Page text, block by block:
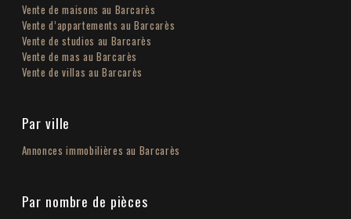
Vente de maisons au Barcarès
Vente d’appartements au Barcarès
Vente de studios au Barcarès
Vente de mas au Barcarès
Vente de villas au Barcarès
Par ville
Annonces immobilières au Barcarès
Par nombre de pièces